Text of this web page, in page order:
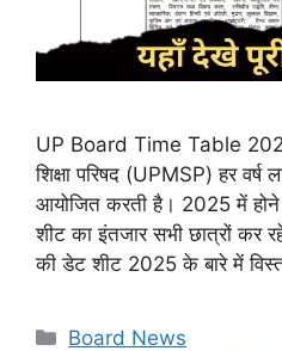
UP Board Time Table
शिक्षा परिषद (UPMSP) हर वर्ष
आयोजित करती है। 2025 में होने
शीट का इंतजार सभी छात्रों कर
की डेट शीट 2025 के बारे में
Categories
Board News